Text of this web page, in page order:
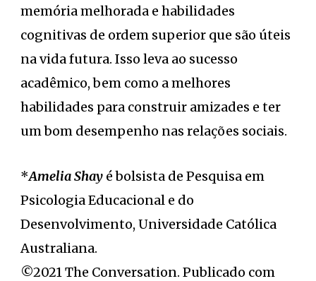
memória melhorada e habilidades
cognitivas de ordem superior que são úteis
na vida futura. Isso leva ao sucesso
acadêmico, bem como a melhores
habilidades para construir amizades e ter
um bom desempenho nas relações sociais.
*Amelia Shay é bolsista de Pesquisa em
Psicologia Educacional e do
Desenvolvimento, Universidade Católica
Australiana.
©2021 The Conversation. Publicado com